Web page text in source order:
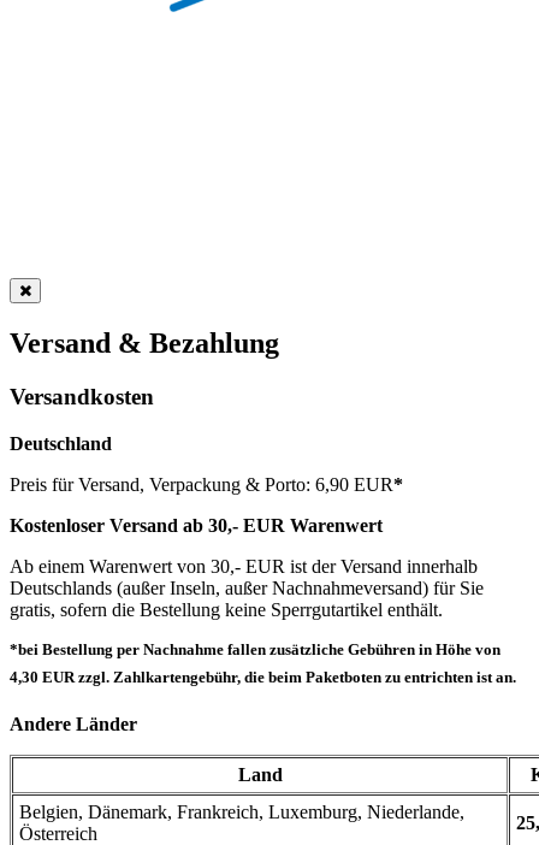
Versand & Bezahlung
Versandkosten
Deutschland
Preis für Versand, Verpackung & Porto: 6,90 EUR*
Kostenloser Versand ab 30,- EUR Warenwert
Ab einem Warenwert von 30,- EUR ist der Versand innerhalb
Deutschlands (außer Inseln, außer Nachnahmeversand) für Sie
gratis, sofern die Bestellung keine Sperrgutartikel enthält.
*bei Bestellung per Nachnahme fallen zusätzliche Gebühren in Höhe von
4,30 EUR zzgl. Zahlkartengebühr, die beim Paketboten zu entrichten ist an.
Andere Länder
Land
Belgien, Dänemark, Frankreich, Luxemburg, Niederlande,
Österreich